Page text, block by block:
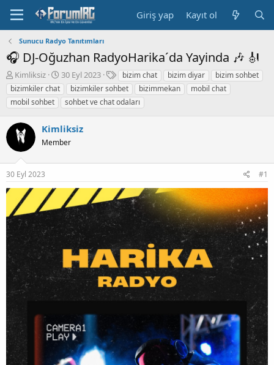
Giriş yap Kayıt ol
Sunucu Radyo Tanıtımları
🎧 DJ-Oğuzhan RadyoHarika´da Yayinda 🎶 🎻
K
o
n
b
y
u
b
a
ş
t
a
Kimliksiz
B
a
ş
l
n
g
ç
i
i
30 Eyl 2023
E
t
i
k
r
bizim chat bizim diyar
bizim sohbet
bizimkiler chat
bizimkiler sohbet bizimmekan
mobil chat
mobil sohbet
sohbet ve chat odaları
Kimliksiz
Member
30 Eyl 2023 #1